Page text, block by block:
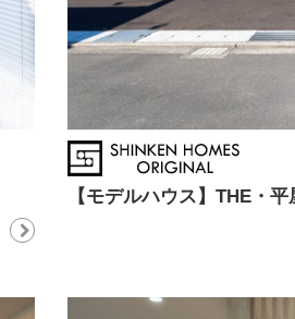
【モデルハウス】THE・平